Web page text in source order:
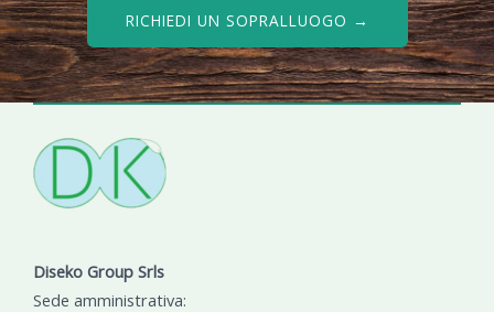
RICHIEDI UN SOPRALLUOGO →
Diseko Group Srls
Sede amministrativa: